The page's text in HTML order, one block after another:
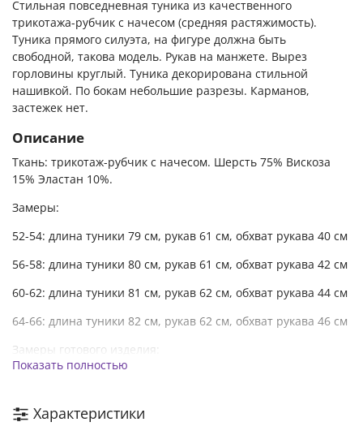
Стильная повседневная туника из качественного
трикотажа-рубчик с начесом (средняя растяжимость).
Туника прямого силуэта, на фигуре должна быть
свободной, такова модель. Рукав на манжете. Вырез
горловины круглый. Туника декорирована стильной
нашивкой. По бокам небольшие разрезы. Карманов,
застежек нет.
Описание
Ткань: трикотаж-рубчик с начесом. Шерсть 75% Вискоза
15% Эластан 10%.
Замеры:
52-54: длина туники 79 см, рукав 61 см, обхват рукава 40 см
56-58: длина туники 80 см, рукав 61 см, обхват рукава 42 см
60-62: длина туники 81 см, рукав 62 см, обхват рукава 44 см
64-66: длина туники 82 см, рукав 62 см, обхват рукава 46 см
Замеры готового изделия:
56-58: ОГ 126 ОТ 124 ОБ 128
Показать полностью
Характеристики